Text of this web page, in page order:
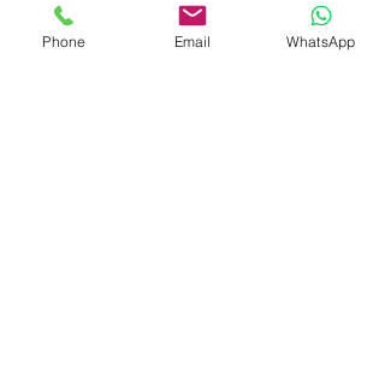
Phone Email WhatsApp